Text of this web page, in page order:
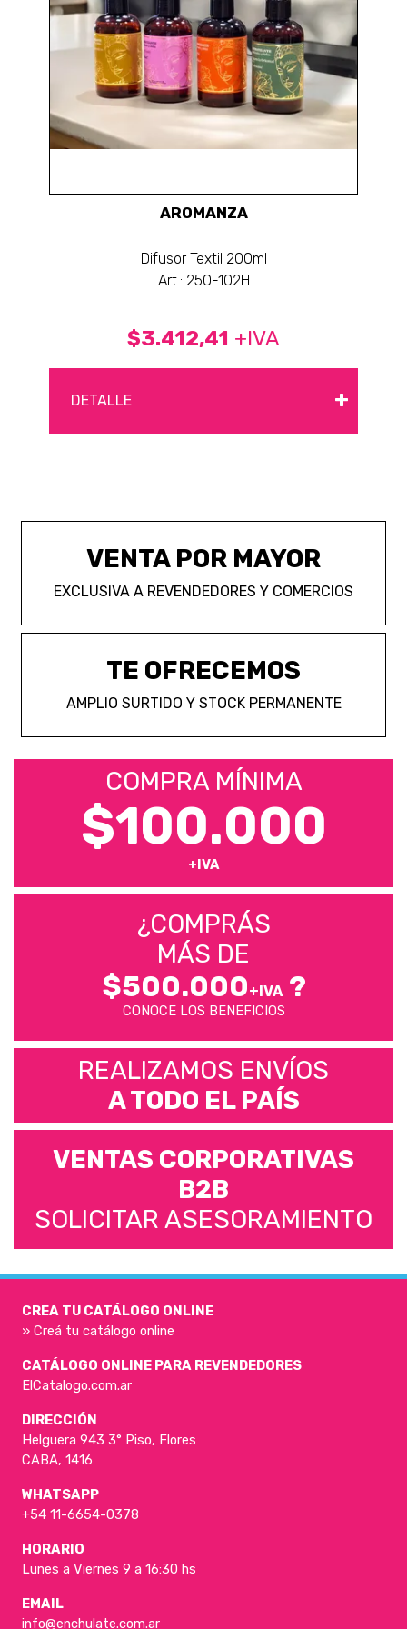
AROMANZA
Difusor Textil 200ml
Art.: 250-102H
$3.412,41 +IVA
DETALLE +
VENTA POR MAYOR
EXCLUSIVA A REVENDEDORES Y COMERCIOS
TE OFRECEMOS
AMPLIO SURTIDO Y STOCK PERMANENTE
COMPRA MÍNIMA
$100.000
+IVA
¿COMPRÁS
MÁS DE
$500.000+IVA?
CONOCE LOS BENEFICIOS
REALIZAMOS ENVÍOS
A TODO EL PAÍS
VENTAS CORPORATIVAS
B2B
SOLICITAR ASESORAMIENTO
CREA TU CATÁLOGO ONLINE
» Creá tu catálogo online
CATÁLOGO ONLINE PARA REVENDEDORES
ElCatalogo.com.ar
DIRECCIÓN
Helguera 943 3° Piso, Flores
CABA, 1416
WHATSAPP
+54 11-6654-0378
HORARIO
Lunes a Viernes 9 a 16:30 hs
EMAIL
info@enchulate.com.ar